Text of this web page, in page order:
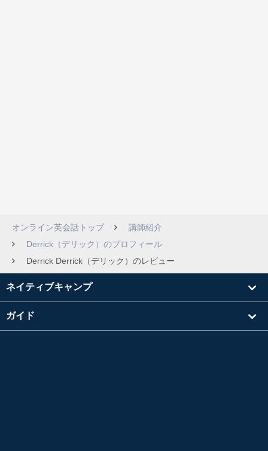
オンライン英会話トップ
講師紹介
Derrick（デリック）のプロフィール
Derrick Derrick（デリック）のレビュー
ネイティブキャンプ
ガイド